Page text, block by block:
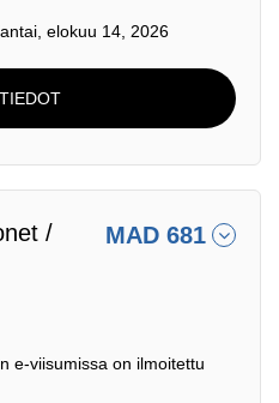
elokuu 14, 2026
/
MAD 681
e-viisumissa on ilmoitettu